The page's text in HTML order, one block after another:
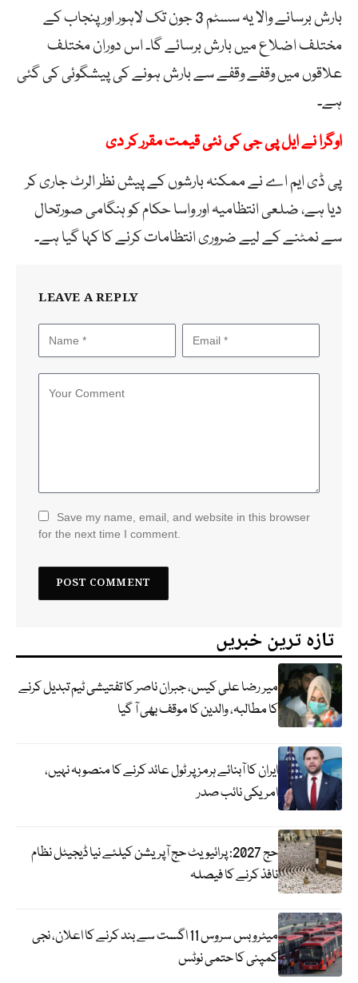
بارش برسانے والا یہ سسٹم 3 جون تک لاہور اور پنجاب کے
مختلف اضلاع میں بارش برسائے گا۔ اس دوران مختلف
علاقوں میں وقفے وقفے سے بارش ہونے کی پیشگوئی کی گئی
ہے۔
اوگرا نے ایل پی جی کی نئی قیمت مقرر کر دی
پی ڈی ایم اے نے ممکنہ بارشوں کے پیش نظر الرٹ جاری کر
دیا ہے، ضلعی انتظامیہ اور واسا حکام کو ہنگامی صورتحال
سے نمٹنے کے لیے ضروری انتظامات کرنے کا کہا گیا ہے۔
LEAVE A REPLY
Save my name, email, and website in this browser
for the next time I comment.
تازہ ترین خبریں
میر رضا علی کیس، جبران ناصر کا تفتیشی ٹیم تبدیل کرنے
کا مطالبہ، والدین کا موقف بھی آ گیا
ایران کا آبنائے ہرمز پر ٹول عائد کرنے کا منصوبہ نہیں،
امریکی نائب صدر
حج 2027: پرائیویٹ حج آپریشن کیلئے نیا ڈیجیٹل نظام
نافذ کرنے کا فیصلہ
میٹرو بس سروس 11 اگست سے بند کرنے کا اعلان، نجی
کمپنی کا حتمی نوٹس